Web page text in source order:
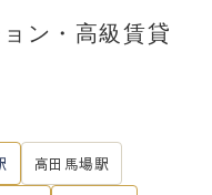
ン・高級賃貸
高田馬場駅